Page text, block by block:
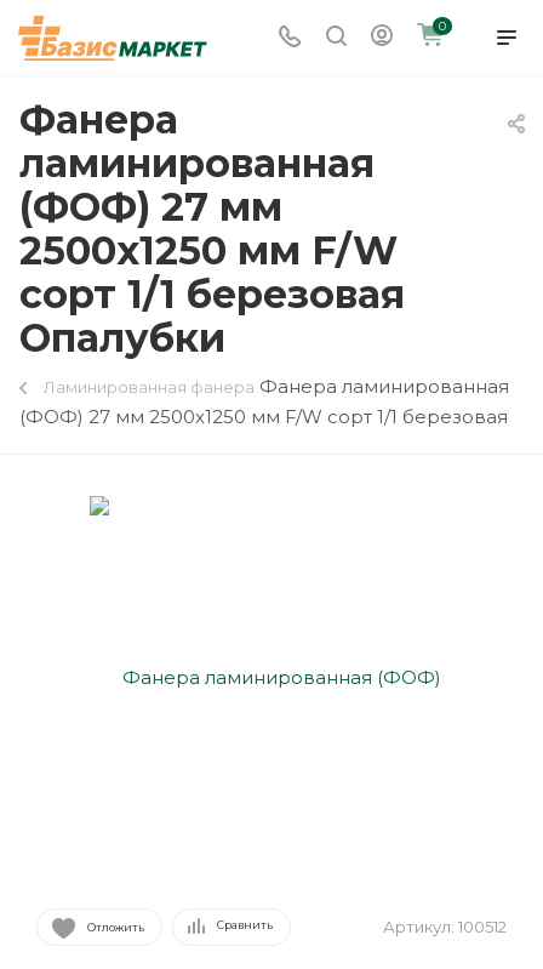
0
Фанера
ламинированная
(ФОФ) 27 мм
2500х1250 мм F/W
сорт 1/1 березовая
Опалубки
Ламинированная фанера Фанера ламинированная
(ФОФ) 27 мм 2500х1250 мм F/W сорт 1/1 березовая
Отложить Сравнить Артикул: 100512